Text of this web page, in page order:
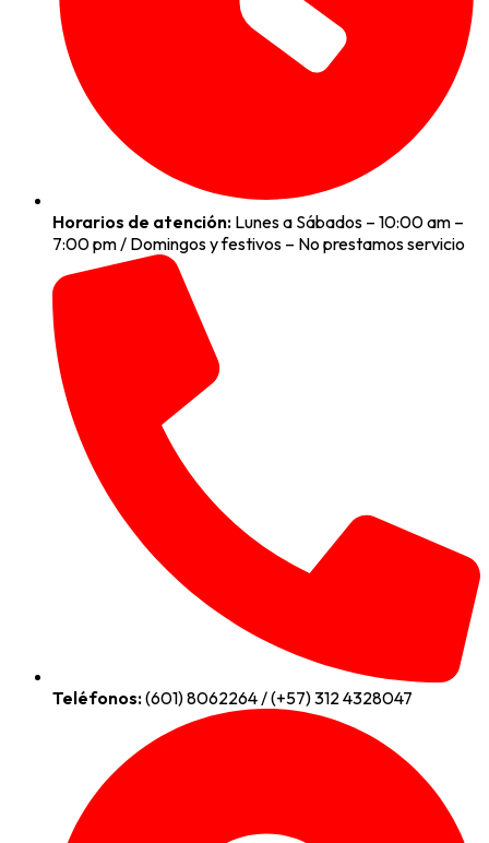
Horarios de atención: Lunes a Sábados – 10:00 am –
7:00 pm / Domingos y festivos – No prestamos servicio
Teléfonos:(601) 8062264 / (+57) 312 4328047